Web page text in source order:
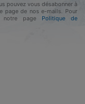
pouvez vous désabonner à
page de nos e-mails. Pour
notre page Politique de